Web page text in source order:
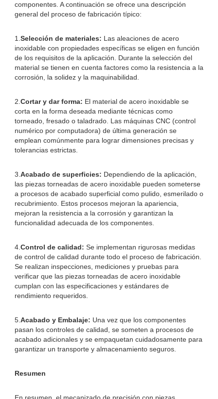
componentes. A continuación se ofrece una descripción
general del proceso de fabricación típico:
1. Selección de materiales: Las aleaciones de acero
inoxidable con propiedades específicas se eligen en función
de los requisitos de la aplicación. Durante la selección del
material se tienen en cuenta factores como la resistencia a la
corrosión, la solidez y la maquinabilidad.
2. Cortar y dar forma: El material de acero inoxidable se
corta en la forma deseada mediante técnicas como
torneado, fresado o taladrado. Las máquinas CNC (control
numérico por computadora) de última generación se
emplean comúnmente para lograr dimensiones precisas y
tolerancias estrictas.
3. Acabado de superficies: Dependiendo de la aplicación,
las piezas torneadas de acero inoxidable pueden someterse
a procesos de acabado superficial como pulido, esmerilado o
recubrimiento. Estos procesos mejoran la apariencia,
mejoran la resistencia a la corrosión y garantizan la
funcionalidad adecuada de los componentes.
4. Control de calidad: Se implementan rigurosas medidas
de control de calidad durante todo el proceso de fabricación.
Se realizan inspecciones, mediciones y pruebas para
verificar que las piezas torneadas de acero inoxidable
cumplan con las especificaciones y estándares de
rendimiento requeridos.
5. Acabado y Embalaje: Una vez que los componentes
pasan los controles de calidad, se someten a procesos de
acabado adicionales y se empaquetan cuidadosamente para
garantizar un transporte y almacenamiento seguros.
Resumen